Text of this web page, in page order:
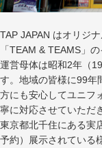
TAP JAPAN はオリジ
「TEAM & TEAMS」
運営母体は昭和2年（
す。地域の皆様に99年
方にも安心してユニフ
寧に対応させていただ
東京都北千住にある実
予約）展示されている